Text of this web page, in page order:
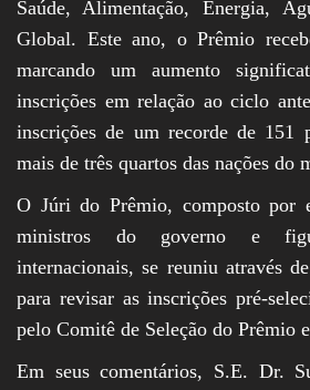
Saúde, Alimentação, Energia,
Global. Este ano, o Prêmio
marcando um aumento
inscrições em relação ao ciclo
inscrições de um recorde de 151
mais de três quartos das nações do
O Júri do Prêmio, composto por
ministros do governo e
internacionais, se reuniu através
para revisar as inscrições pré-
pelo Comitê de Seleção do Prêmio
Em seus comentários, S.E. Dr.